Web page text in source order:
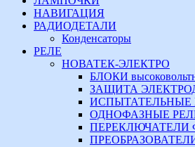
НАВИГАЦИЯ
РАДИОДЕТАЛИ
Конденсаторы
РЕЛЕ
НОВАТЕК-ЭЛЕКТРО
БЛОКИ
ЗАЩИТА
ИСПЫТАТЕЛЬНЫЕ
ОДНОФАЗНЫЕ
ПЕРЕКЛЮЧАТЕЛИ